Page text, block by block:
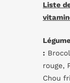
Liste
:
rouge,
Chou